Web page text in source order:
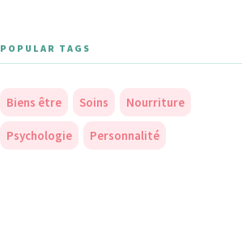
POPULAR TAGS
Biens être Soins Nourriture
Psychologie Personnalité